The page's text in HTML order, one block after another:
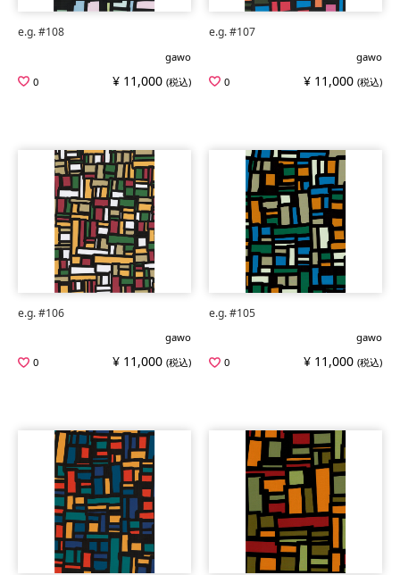
e.g. #108
gawo
0
¥ 11,000 (税込)
e.g. #107
gawo
0
¥ 11,000 (税込)
e.g. #106
gawo
0
¥ 11,000 (税込)
e.g. #105
gawo
0
¥ 11,000 (税込)